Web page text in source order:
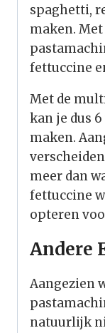
spaghetti,
maken.
fettuccine
Met de
kan je dus
maken.
meer dan
fettuccine
opteren
Andere
Aangezien
natuurlijk